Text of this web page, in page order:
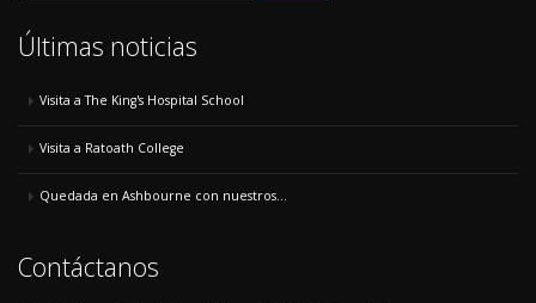
Últimas noticias
Visita a The King's Hospital School
Visita a Ratoath College
Quedada en Ashbourne con nuestros...
Contáctanos